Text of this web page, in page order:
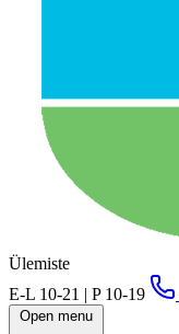
Ülemiste
E-L 10-21 | P 10-19
Open menu